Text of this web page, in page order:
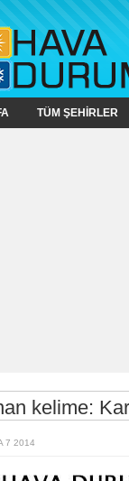
TÜM ŞEHİRLER
kelime:
7 2014